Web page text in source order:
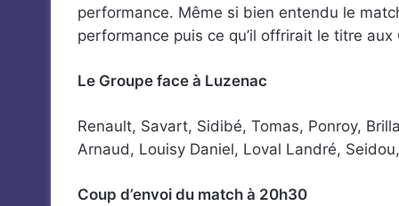
performance. Même si bien entendu le
performance puis ce qu’il offrirait le titre aux
Le Groupe face à Luzenac
Renault, Savart, Sidibé, Tomas, Ponroy,
Arnaud, Louisy Daniel, Loval Landré,
Coup d’envoi du match à 20h30